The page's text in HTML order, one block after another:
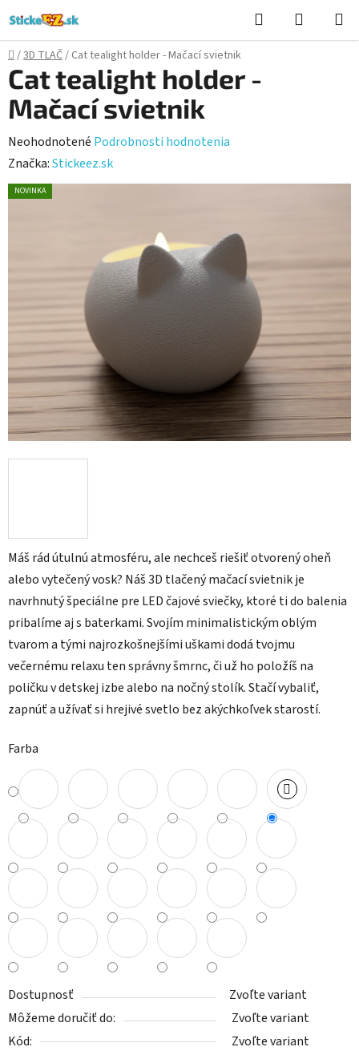
na
obsah
Hľadať
KOŠÍK
Domov
/3D TLAČ/ Cat tealight holder - Mačací svietnik
Máš rád útulnú atmosféru, ale nechceš riešiť otvorený oheň
alebo vytečený vosk? Náš 3D tlačený mačací svietnik je
navrhnutý špeciálne pre LED čajové sviečky, ktoré ti do balenia
pribalíme aj s baterkami. Svojím minimalistickým oblým
tvarom a tými najrozkošnejšími uškami dodá tvojmu
večernému relaxu ten správny šmrnc, či už ho položíš na
poličku v detskej izbe alebo na nočný stolík. Stačí vybaliť,
zapnúť a užívať si hrejivé svetlo bez akýchkoľvek starostí.
Farba
Dostupnosť
Zvoľte variant
Môžeme doručiť do:
Zvoľte variant
Kód:
Zvoľte variant
Cat tealight holder -
Mačací svietnik
Priemerné
hodnotenie
produktu
Neohodnotené Podrobnosti hodnotenia
Značka:Stickeez.sk
NOVINKA